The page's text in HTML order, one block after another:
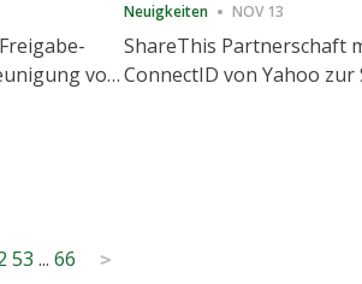
von
Neuigkeiten NOV 13
ShareThis Partnerschaft
ConnectID von Yahoo
53 ... 66 >